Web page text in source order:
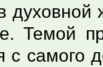
духовной
Темой
с самого